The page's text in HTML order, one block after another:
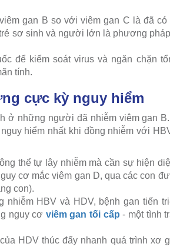
gan B so với viêm gan C là đã có
sơ sinh và người lớn là phương
để kiểm soát virus và ngăn chặn
tính.
cực kỳ nguy hiểm
ở những người đã nhiễm viêm gan
hiểm nhất khi đồng nhiễm với
thể tự lây nhiễm mà cần sự hiện
cơ mắc viêm gan D, qua các con
con).
nhiễm HBV và HDV, bệnh gan tiến
nguy cơ viêm gan tối cấp - một tình
HDV thúc đẩy nhanh quá trình xơ